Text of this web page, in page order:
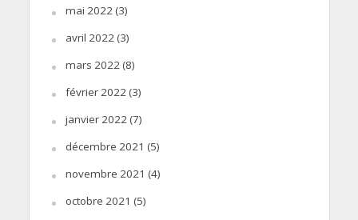
mai 2022(3)
avril 2022(3)
mars 2022(8)
février 2022(3)
janvier 2022(7)
décembre 2021 (5)
novembre 2021 (4)
octobre 2021 (5)